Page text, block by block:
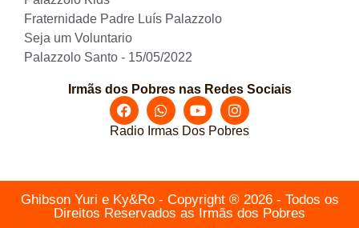
Fraternidade Padre Luís Palazzolo
Seja um Voluntario
Palazzolo Santo - 15/05/2022
Irmãs dos Pobres nas Redes Sociais
Radio Irmas Dos Pobres
Ghibson Yuri e Ky&Ro - Copyright ® 2026 - Todos os
Direitos Reservados as Irmãs dos Pobres